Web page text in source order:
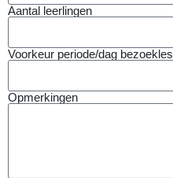
Aantal leerlingen
Voorkeur periode/dag bezoekles
Opmerkingen